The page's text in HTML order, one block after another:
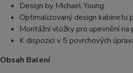
Design by Michael Young.
Optimalizovaný design kabinetu
Montážní vložky pro upevnění
K dispozici v 5 povrchových
Obsah Balení